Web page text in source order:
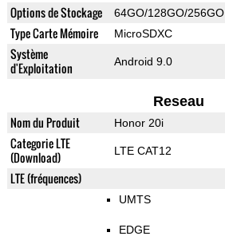
Options de Stockage 64GO/128GO/256GO
Type Carte Mémoire MicroSDXC
Système
d'Exploitation
Android 9.0
Reseau
Nom du Produit Honor 20i
Categorie LTE
(Download)
LTE CAT12
LTE (fréquences)
UMTS
EDGE